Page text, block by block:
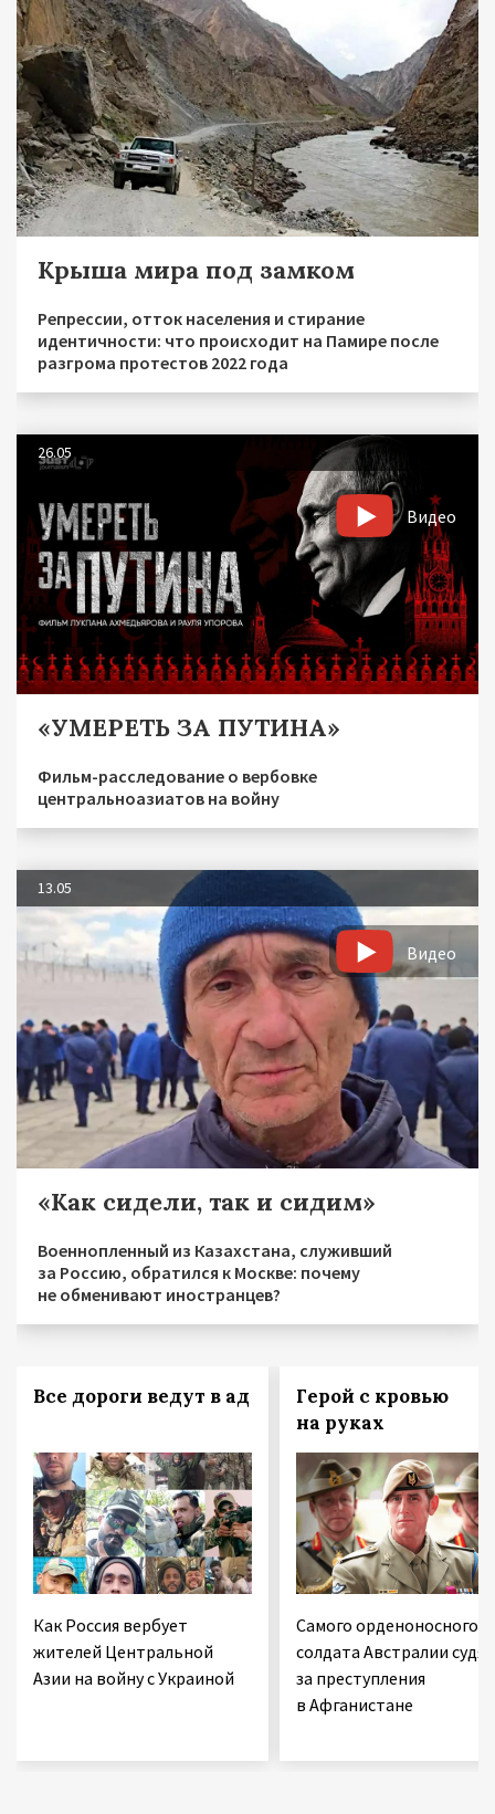
Крыша мира под замком
Репрессии, отток населения и стирание
идентичности: что происходит на Памире после
разгрома протестов 2022 года
26.05
Видео
«УМЕРЕТЬ ЗА ПУТИНА»
Фильм-расследование о вербовке
центральноазиатов на войну
13.05
Видео
«Как сидели, так и сидим»
Военнопленный из Казахстана, служивший
за Россию, обратился к Москве: почему
не обменивают иностранцев?
Все дороги ведут в ад
Как Россия вербует
жителей Центральной
Азии на войну с Украиной
Герой с кровью
на руках
Самого орденоносного
солдата Австралии судят
за преступления
в Афганистане